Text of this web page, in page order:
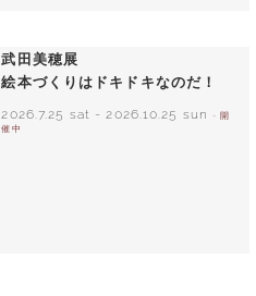
武田美穂展
絵本づくりはドキドキなのだ！
2026.7.25 sat - 2026.10.25 sun
- 開
催中